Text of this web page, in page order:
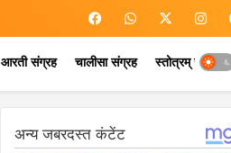
आरती संग्रह चालीसा संग्रह स्तोत्रम् संग्रह